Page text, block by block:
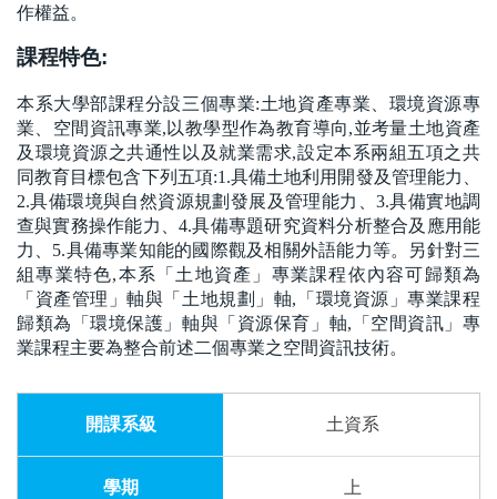
作權益。
課程特色:
本系大學部課程分設三個專業:土地資產專業、環境資源專
業、空間資訊專業,以教學型作為教育導向,並考量土地資產
及環境資源之共通性以及就業需求,設定本系兩組五項之共
同教育目標包含下列五項:1.具備土地利用開發及管理能力、
2.具備環境與自然資源規劃發展及管理能力、3.具備實地調
查與實務操作能力、4.具備專題研究資料分析整合及應用能
力、5.具備專業知能的國際觀及相關外語能力等。另針對三
組專業特色,本系「土地資產」專業課程依內容可歸類為
「資產管理」軸與「土地規劃」軸,「環境資源」專業課程
歸類為「環境保護」軸與「資源保育」軸,「空間資訊」專
業課程主要為整合前述二個專業之空間資訊技術。
土資系
上